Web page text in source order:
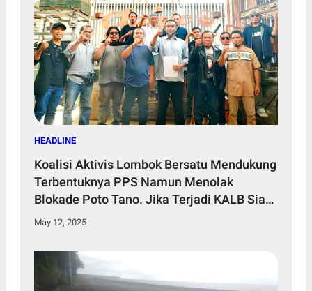
HEADLINE
Koalisi Aktivis Lombok Bersatu Mendukung
Terbentuknya PPS Namun Menolak
Blokade Poto Tano. Jika Terjadi KALB Siap
Gelar Aksi Tandingan
May 12, 2025